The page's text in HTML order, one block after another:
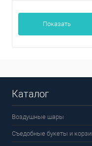
Показать
Каталог
Воздушные шары
Съедобные букеты и